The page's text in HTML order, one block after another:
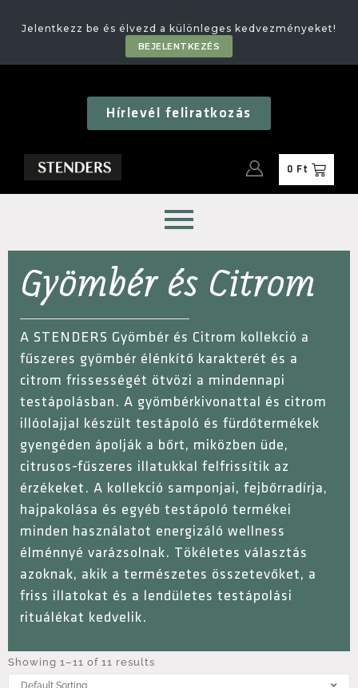
Jelentkezz be és élvezd a különleges kedvezményeket!
BEJELENTKEZÉS
Hírlevél feliratkozás
0 Ft
Gyömbér és Citrom
A STENDERS Gyömbér és Citrom kollekció a
fűszeres gyömbér élénkítő karakterét és a
citrom frissességét ötvözi a mindennapi
testápolásban. A gyömbérkivonattal és citrom
illóolajjal készült testápoló és fürdőtermékek
gyengéden ápolják a bőrt, miközben üde,
citrusos-fűszeres illatukkal felfrissítik az
érzékeket. A kollekció samponjai, fejbőrradírja,
hajpakolása és egyéb testápoló termékei
minden használatot energizáló wellness
élménnyé varázsolnak. Tökéletes választás
azoknak, akik a természetes összetevőket, a
friss illatokat és a lendületes testápolási
rituálékat kedvelik.
Showing 1–11 of 11 results